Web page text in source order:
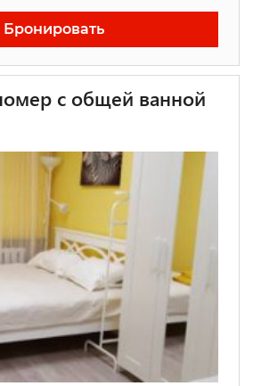
Бронировать
с общей ванной